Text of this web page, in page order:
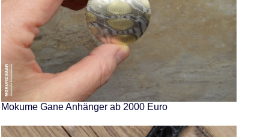
Mokume Gane Anhänger ab 2000 Euro